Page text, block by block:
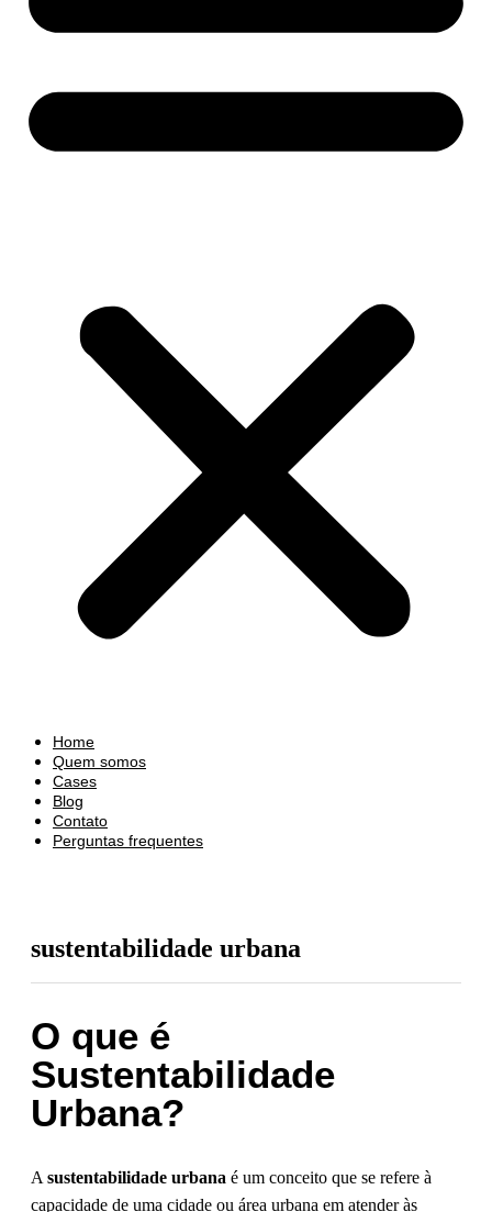
Home
Quem somos
Cases
Blog
Contato
Perguntas frequentes
sustentabilidade urbana
O que é
Sustentabilidade
Urbana?
A sustentabilidade urbana é um conceito que se refere à
capacidade de uma cidade ou área urbana em atender às